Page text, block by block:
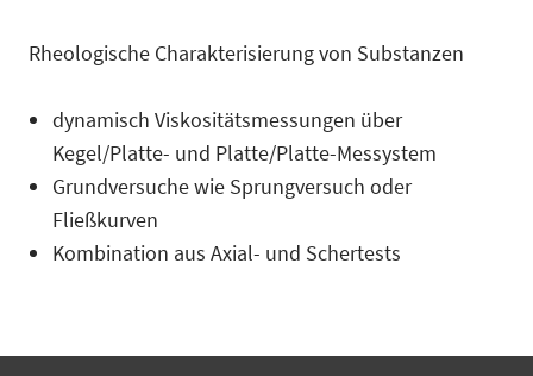
Rheologische Charakterisierung von Substanzen
dynamisch Viskositätsmessungen über
Kegel/Platte- und Platte/Platte-Messystem
Grundversuche wie Sprungversuch oder
Fließkurven
Kombination aus Axial- und Schertests